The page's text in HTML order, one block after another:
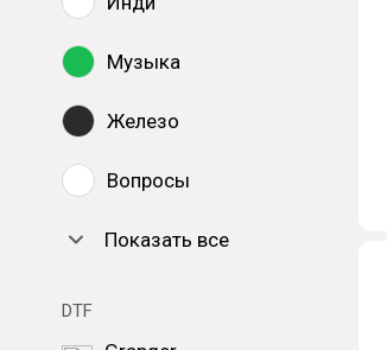
Музыка
Железо
Вопросы
Показать все
DTF